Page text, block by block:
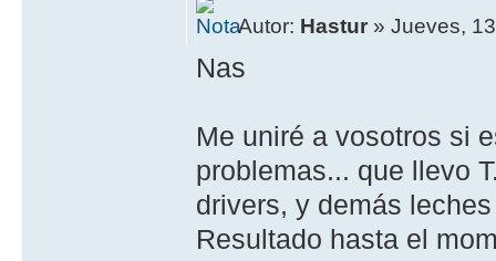
Autor: Hastur » Jueves,
Nas
Me uniré a vosotros si
problemas... que llevo
drivers, y demás
Resultado hasta el